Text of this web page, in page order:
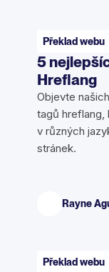
Překlad webu
5
Hreflang
Objevte
tagů hreflang,
v různých
stránek.
Rayne
Překlad webu